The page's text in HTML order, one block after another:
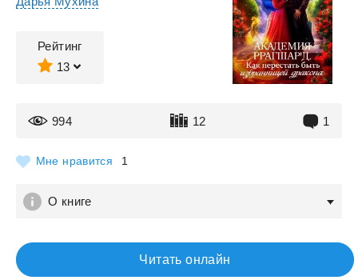
Рейтинг
13
994 12 1
Мне нравится 1
О книге
Читать онлайн